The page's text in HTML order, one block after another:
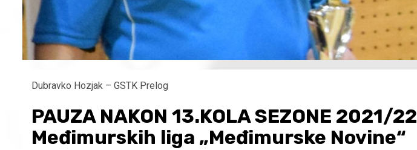
Dubravko Hozjak – GSTK Prelog
PAUZA NAKON 13.KOLA SEZONE 2021/22
Međimurskih liga „Međimurske Novine“